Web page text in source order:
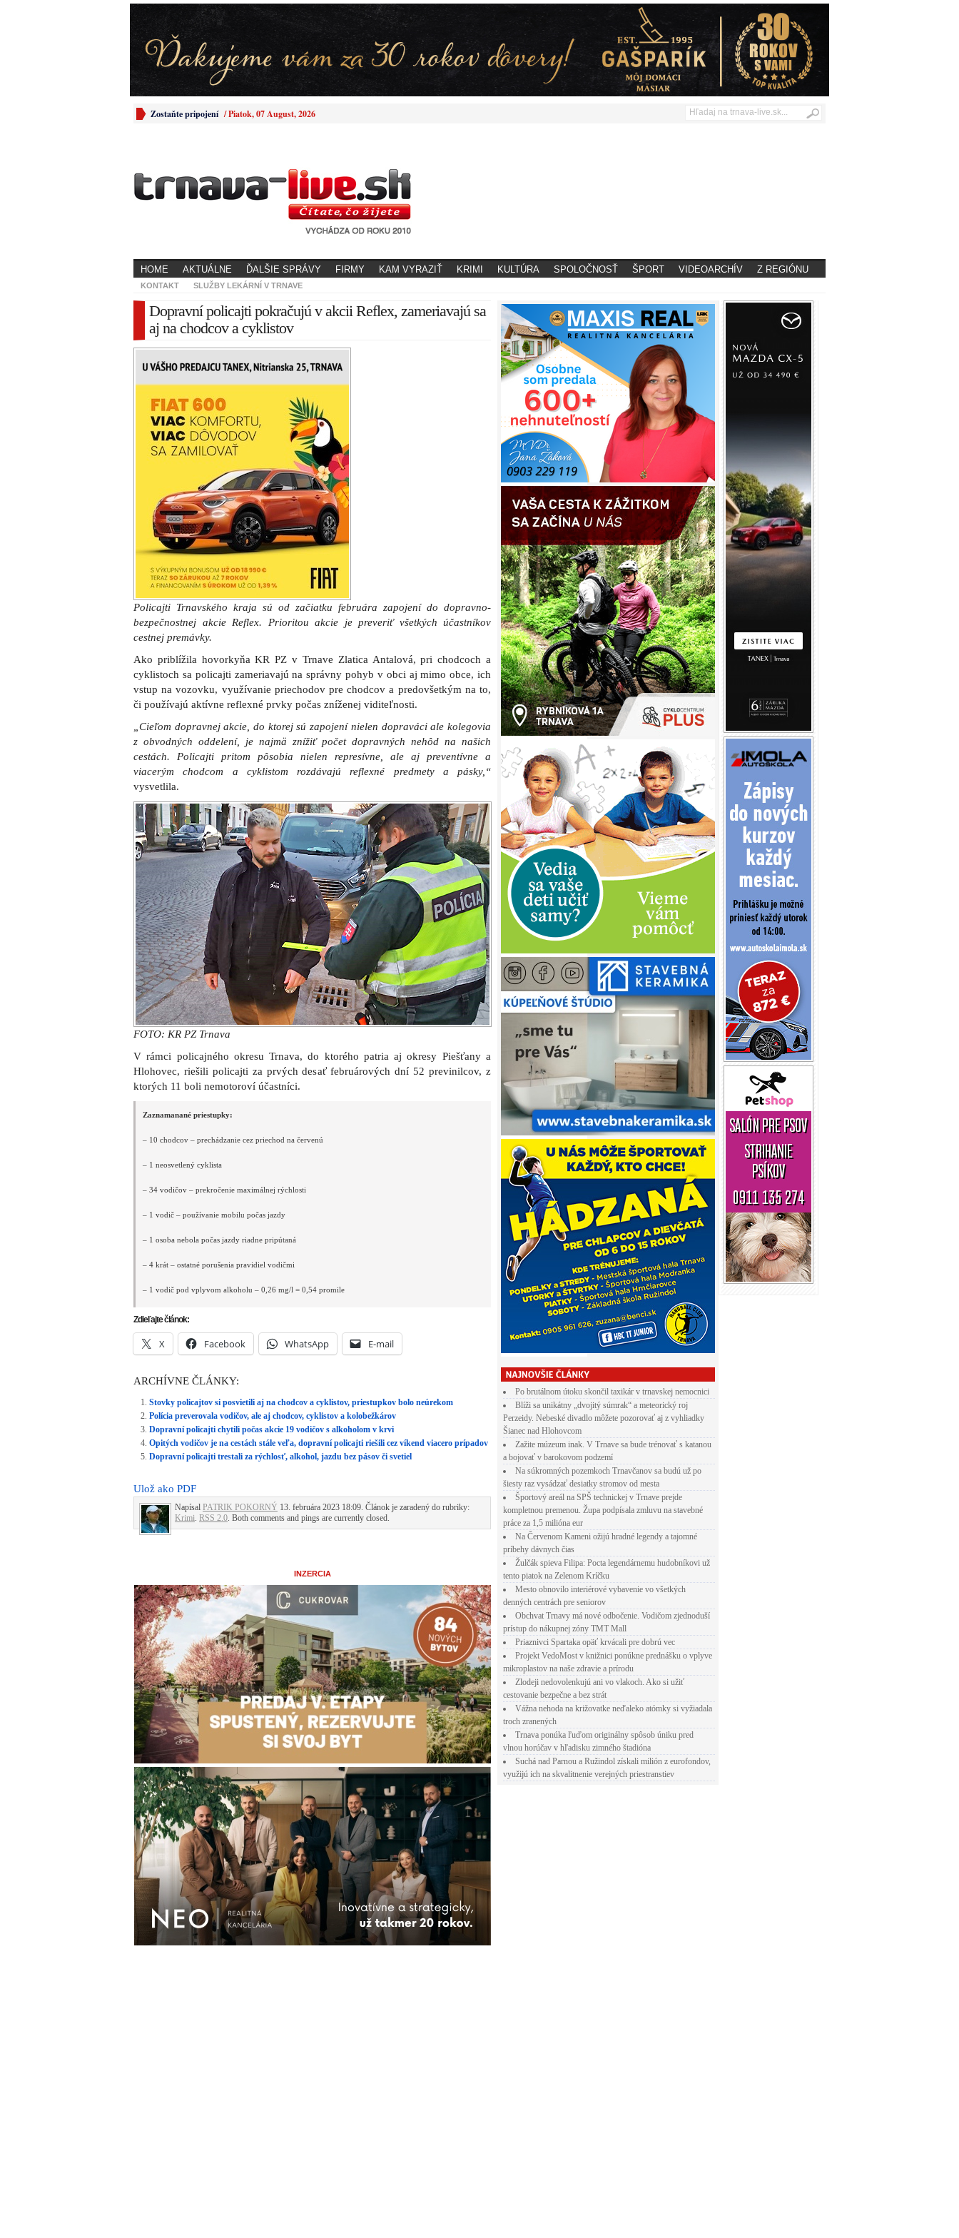
Zostaňte pripojení /Piatok, 07 August, 2026
HOME AKTUÁLNE ĎALŠIE SPRÁVY FIRMY KAM VYRAZIŤ KRIMI KULTÚRA SPOLOČNOSŤ ŠPORT VIDEOARCHÍV Z REGIÓNU
KONTAKT SLUŽBY LEKÁRNÍ V TRNAVE
Dopravní policajti pokračujú v akcii Reflex, zameriavajú sa
aj na chodcov a cyklistov
Policajti Trnavského kraja sú od začiatku februára zapojení do dopravno-
bezpečnostnej akcie Reflex. Prioritou akcie je preveriť všetkých účastníkov
cestnej premávky.
Ako priblížila hovorkyňa KR PZ v Trnave Zlatica Antalová, pri chodcoch a
cyklistoch sa policajti zameriavajú na správny pohyb v obci aj mimo obce, ich
vstup na vozovku, využívanie priechodov pre chodcov a predovšetkým na to,
či používajú aktívne reflexné prvky počas zníženej viditeľnosti.
„Cieľom dopravnej akcie, do ktorej sú zapojení nielen dopraváci ale kolegovia
z obvodných oddelení, je najmä znížiť počet dopravných nehôd na našich
cestách. Policajti pritom pôsobia nielen represívne, ale aj preventívne a
viacerým chodcom a cyklistom rozdávajú reflexné predmety a pásky,“
vysvetlila.
FOTO: KR PZ Trnava
V rámci policajného okresu Trnava, do ktorého patria aj okresy Piešťany a
Hlohovec, riešili policajti za prvých desať februárových dní 52 previnilcov, z
ktorých 11 boli nemotoroví účastníci.
Zaznamanané priestupky:
– 10 chodcov – prechádzanie cez priechod na červenú
– 1 neosvetlený cyklista
– 34 vodičov – prekročenie maximálnej rýchlosti
– 1 vodič – používanie mobilu počas jazdy
– 1 osoba nebola počas jazdy riadne pripútaná
– 4 krát – ostatné porušenia pravidiel vodičmi
– 1 vodič pod vplyvom alkoholu – 0,26 mg/l = 0,54 promile
Zdieľajte článok:
X Facebook WhatsApp E-mail
ARCHÍVNE ČLÁNKY:
Stovky policajtov si posvietili aj na chodcov a cyklistov, priestupkov bolo neúrekom
Polícia preverovala vodičov, ale aj chodcov, cyklistov a kolobežkárov
Dopravní policajti chytili počas akcie 19 vodičov s alkoholom v krvi
Opitých vodičov je na cestách stále veľa, dopravní policajti riešili cez víkend viacero prípadov
Dopravní policajti trestali za rýchlosť, alkohol, jazdu bez pásov či svetiel
Ulož ako PDF
Napísal PATRIK POKORNÝ 13. februára 2023 18:09. Článok je zaradený do rubriky:
Krimi. RSS 2.0. Both comments and pings are currently closed.
INZERCIA
Po brutálnom útoku skončil taxikár v trnavskej nemocnici
Blíži sa unikátny „dvojitý súmrak“ a meteorický roj
Perzeidy. Nebeské divadlo môžete pozorovať aj z vyhliadky
Šianec nad Hlohovcom
Zažite múzeum inak. V Trnave sa bude trénovať s katanou
a bojovať v barokovom podzemí
Na súkromných pozemkoch Trnavčanov sa budú už po
šiesty raz vysádzať desiatky stromov od mesta
Športový areál na SPŠ technickej v Trnave prejde
kompletnou premenou. Župa podpísala zmluvu na stavebné
práce za 1,5 milióna eur
Na Červenom Kameni ožijú hradné legendy a tajomné
príbehy dávnych čias
Žulčák spieva Filipa: Pocta legendárnemu hudobníkovi už
tento piatok na Zelenom Kríčku
Mesto obnovilo interiérové vybavenie vo všetkých
denných centrách pre seniorov
Obchvat Trnavy má nové odbočenie. Vodičom zjednoduší
prístup do nákupnej zóny TMT Mall
Priaznivci Spartaka opäť krvácali pre dobrú vec
Projekt VedoMost v knižnici ponúkne prednášku o vplyve
mikroplastov na naše zdravie a prírodu
Zlodeji nedovolenkujú ani vo vlakoch. Ako si užiť
cestovanie bezpečne a bez strát
Vážna nehoda na križovatke neďaleko atómky si vyžiadala
troch zranených
Trnava ponúka ľuďom originálny spôsob úniku pred
vlnou horúčav v hľadisku zimného štadióna
Suchá nad Parnou a Ružindol získali milión z eurofondov,
využijú ich na skvalitnenie verejných priestranstiev